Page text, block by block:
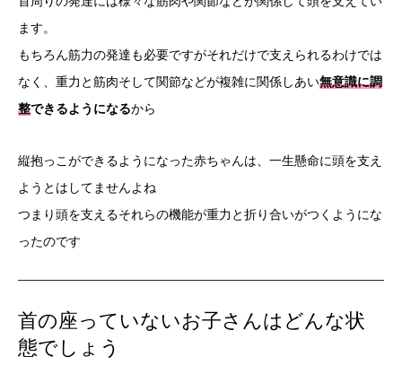
ます。
もちろん筋力の発達も必要ですがそれだけで支えられるわけでは
なく、重力と筋肉そして関節などが複雑に関係しあい無意識に調
整できるようになるから
縦抱っこができるようになった赤ちゃんは、一生懸命に頭を支え
ようとはしてませんよね
つまり頭を支えるそれらの機能が重力と折り合いがつくようにな
ったのです
首の座っていないお子さんはどんな状
態でしょう